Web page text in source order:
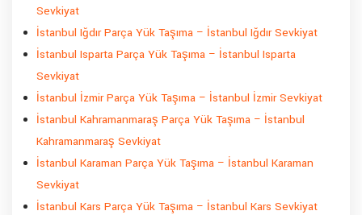
Sevkiyat
İstanbul Iğdır Parça Yük Taşıma – İstanbul Iğdır Sevkiyat
İstanbul Isparta Parça Yük Taşıma – İstanbul Isparta
Sevkiyat
İstanbul İzmir Parça Yük Taşıma – İstanbul İzmir Sevkiyat
İstanbul Kahramanmaraş Parça Yük Taşıma – İstanbul
Kahramanmaraş Sevkiyat
İstanbul Karaman Parça Yük Taşıma – İstanbul Karaman
Sevkiyat
İstanbul Kars Parça Yük Taşıma – İstanbul Kars Sevkiyat